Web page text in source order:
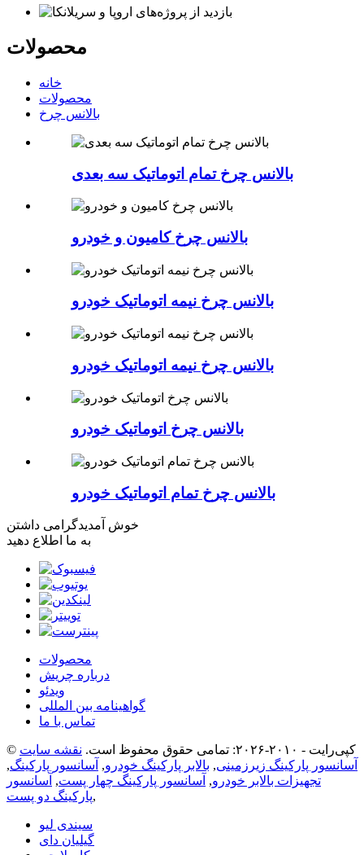
محصولات
خانه
محصولات
بالانس چرخ
بالانس چرخ تمام اتوماتیک سه بعدی
بالانس چرخ کامیون و خودرو
بالانس چرخ نیمه اتوماتیک خودرو
بالانس چرخ نیمه اتوماتیک خودرو
بالانس چرخ اتوماتیک خودرو
بالانس چرخ تمام اتوماتیک خودرو
خوش آمدیدگرامی داشتن
به ما اطلاع دهید
محصولات
درباره چریش
ویدئو
گواهینامه بین المللی
تماس با ما
© کپی‌رایت - ۲۰۱۰-۲۰۲۶: تمامی حقوق محفوظ است.
نقشه سایت
آسانسور پارکینگ زیرزمینی, بالابر پارکینگ خودرو, آسانسور پارکینگ,
تجهیزات بالابر خودرو, آسانسور پارکینگ چهار پست, آسانسور
پارکینگ دو پست,
سیندی لیو
گیلیان دای